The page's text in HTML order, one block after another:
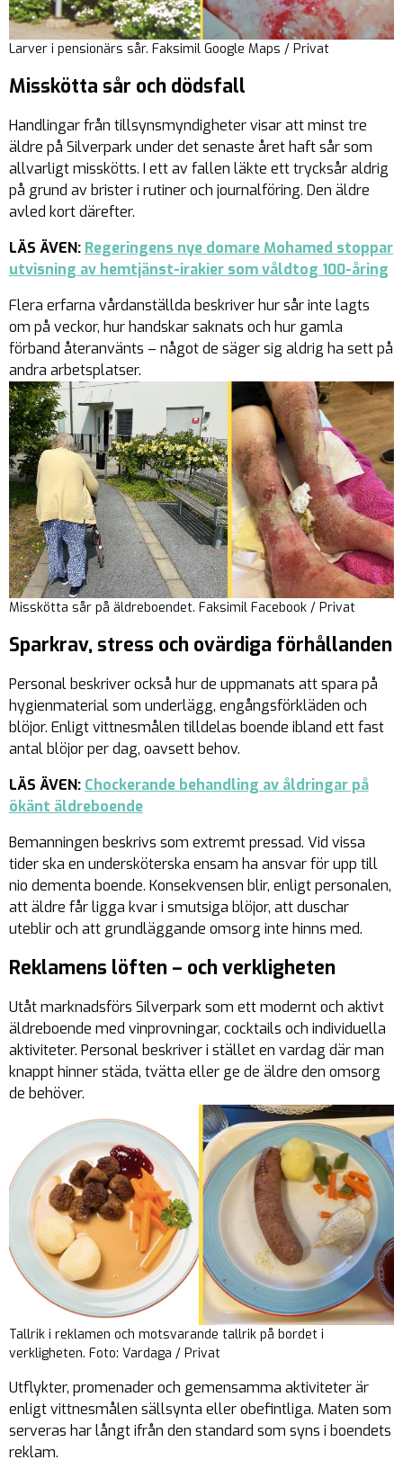
Larver i pensionärs sår. Faksimil Google Maps / Privat
Misskötta sår och dödsfall
Handlingar från tillsynsmyndigheter visar att minst tre
äldre på Silverpark under det senaste året haft sår som
allvarligt misskötts. I ett av fallen läkte ett trycksår aldrig
på grund av brister i rutiner och journalföring. Den äldre
avled kort därefter.
LÄS ÄVEN: Regeringens nye domare Mohamed stoppar
utvisning av hemtjänst-irakier som våldtog 100-åring
Flera erfarna vårdanställda beskriver hur sår inte lagts
om på veckor, hur handskar saknats och hur gamla
förband återanvänts – något de säger sig aldrig ha sett på
andra arbetsplatser.
Misskötta sår på äldreboendet. Faksimil Facebook / Privat
Sparkrav, stress och ovärdiga förhållanden
Personal beskriver också hur de uppmanats att spara på
hygienmaterial som underlägg, engångsförkläden och
blöjor. Enligt vittnesmålen tilldelas boende ibland ett fast
antal blöjor per dag, oavsett behov.
LÄS ÄVEN: Chockerande behandling av åldringar på
ökänt äldreboende
Bemanningen beskrivs som extremt pressad. Vid vissa
tider ska en undersköterska ensam ha ansvar för upp till
nio dementa boende. Konsekvensen blir, enligt personalen,
att äldre får ligga kvar i smutsiga blöjor, att duschar
uteblir och att grundläggande omsorg inte hinns med.
Reklamens löften – och verkligheten
Utåt marknadsförs Silverpark som ett modernt och aktivt
äldreboende med vinprovningar, cocktails och individuella
aktiviteter. Personal beskriver i stället en vardag där man
knappt hinner städa, tvätta eller ge de äldre den omsorg
de behöver.
Tallrik i reklamen och motsvarande tallrik på bordet i
verkligheten. Foto: Vardaga / Privat
Utflykter, promenader och gemensamma aktiviteter är
enligt vittnesmålen sällsynta eller obefintliga. Maten som
serveras har långt ifrån den standard som syns i boendets
reklam.